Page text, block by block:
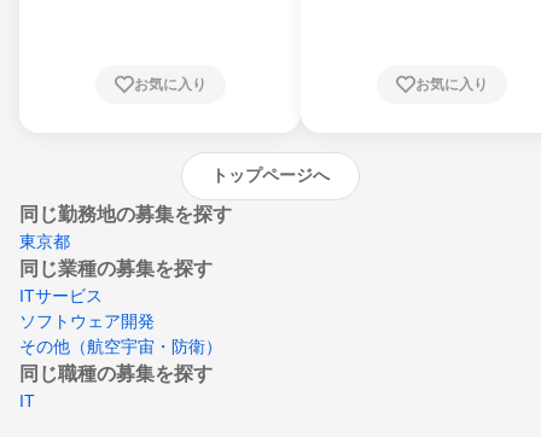
崎県、熊本県、大分県、宮崎県、鹿児島県、
お気に入り お気に入り
トップページへ
同じ勤務地の募集を探す
東京都
同じ業種の募集を探す
ITサービス
ソフトウェア開発
その他（航空宇宙・防衛）
同じ職種の募集を探す
IT